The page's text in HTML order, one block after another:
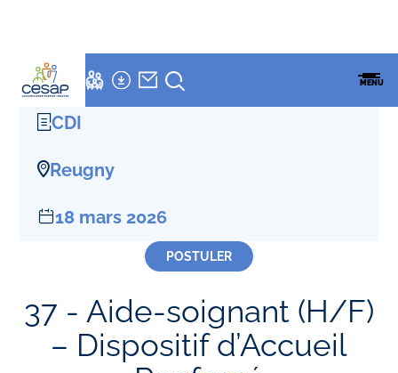
ESPACES
FAMILLESENSEMBLE
CESAPFORMATION
MENU
Accueil
Renforcé
CDI
Reugny
18 mars 2026
POSTULER
37 - Aide-soignant (H/F)
– Dispositif d’Accueil